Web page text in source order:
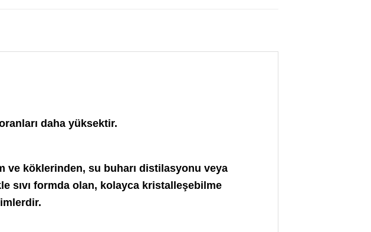
daha yüksektir.
köklerinden, su buharı distilasyonu veya
sıvı formda olan, kolayca kristalleşebilme